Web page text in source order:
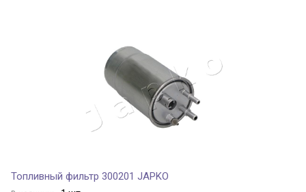
Топливный фильтр 300201 JAPKO